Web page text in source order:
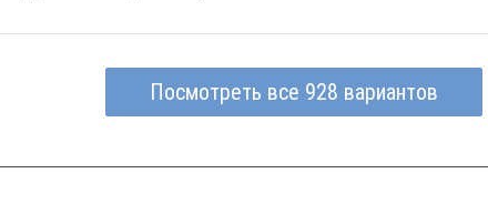
Посмотреть все 928 вариантов